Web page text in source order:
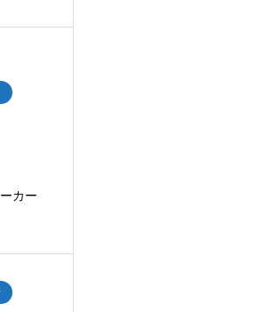
カー